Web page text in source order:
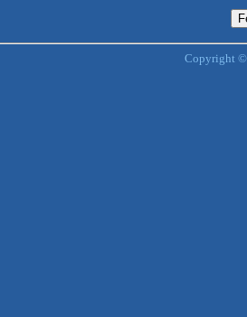
Copyright ©